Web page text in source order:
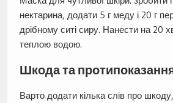
нектарина, додати 5 г меду і 20 г
дрібному ситі сиру. Нанести на 20
теплою водою.
Шкода та
Варто додати кілька слів про